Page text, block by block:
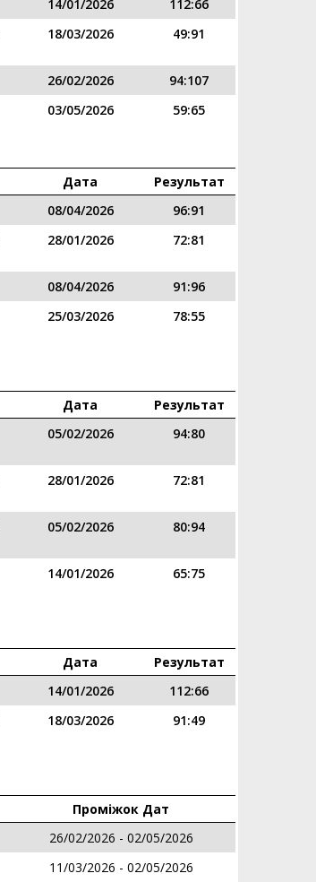
14/01/2026
112:66
18/03/2026 49:91
26/02/2026
94:107
03/05/2026 59:65
Дата
Результат
08/04/2026
96:91
28/01/2026 72:81
08/04/2026
91:96
25/03/2026 78:55
Дата
Результат
05/02/2026 94:80
28/01/2026 72:81
05/02/2026 80:94
14/01/2026 65:75
Дата
Результат
14/01/2026
112:66
18/03/2026 91:49
Проміжок Дат
26/02/2026 - 02/05/2026
11/03/2026 - 02/05/2026